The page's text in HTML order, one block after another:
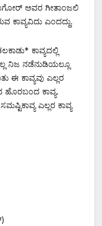
ಅವರ ಗೀತಾಂಜಲಿ
ಕಾವ್ಯವಿದು ಎಂದದ್ದು.
ಕಾವ್ಯದಲ್ಲಿ
ನಿಜ ನಡೆನುಡಿಯಲ್ಲೂ
ಈ ಕಾವ್ಯವು ಎಲ್ಲರ
ಹೊರಬಂದ ಕಾವ್ಯ.
ಎಲ್ಲರ ಕಾವ್ಯ